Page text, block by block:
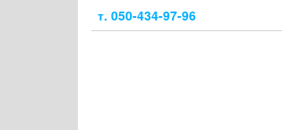
т. 050-434-97-96